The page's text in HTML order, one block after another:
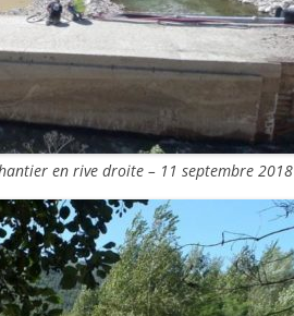
en rive droite – 11 septembre 2018